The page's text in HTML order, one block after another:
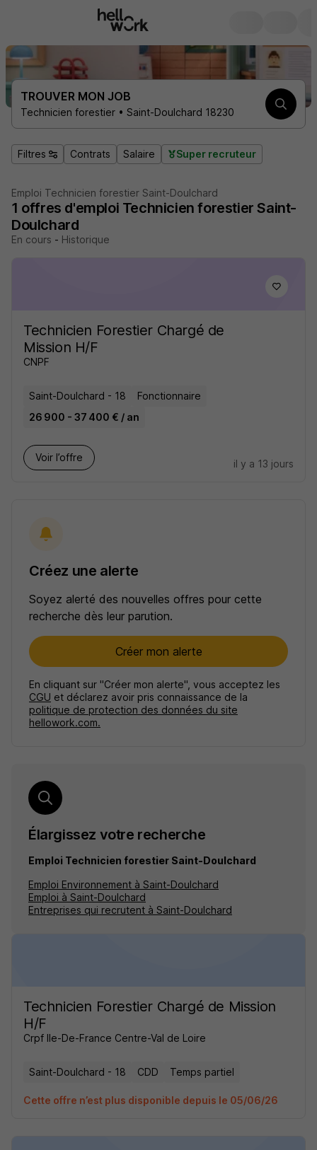
TROUVER MON JOB
Technicien forestier • Saint-Doulchard 18230
Filtres Contrats Salaire Super recruteur
Emploi Technicien forestier Saint-Doulchard
1 offres d'emploi Technicien forestier Saint-
Doulchard
En cours - Historique
Technicien Forestier Chargé de
Mission H/F
CNPF
Saint-Doulchard - 18
Fonctionnaire
26 900 - 37 400 € / an
Voir l’offre
il y a 13 jours
Créez une alerte
Soyez alerté des nouvelles offres pour cette
recherche dès leur parution.
Créer mon alerte
En cliquant sur "Créer mon alerte", vous acceptez les
CGU et déclarez avoir pris connaissance de la
politique de protection des données du site
hellowork.com.
Élargissez votre recherche
Emploi Technicien forestier Saint-Doulchard
Emploi Environnement à Saint-Doulchard
Emploi à Saint-Doulchard
Entreprises qui recrutent à Saint-Doulchard
Technicien Forestier Chargé de Mission
H/F
Crpf Ile-De-France Centre-Val de Loire
Saint-Doulchard - 18 CDD Temps partiel
Cette offre n’est plus disponible depuis le 05/06/26